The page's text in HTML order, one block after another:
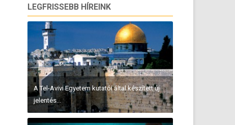
LEGFRISSEBB HÍREINK
A Tel-Avivi Egyetem kutatói által készített új
jelentés...